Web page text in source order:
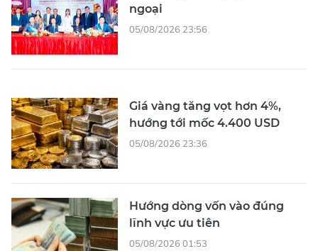
ngoại
05/08/2026 23:56
Giá vàng tăng vọt hơn 4%,
hướng tới mốc 4.400 USD
05/08/2026 23:36
Hướng dòng vốn vào đúng
lĩnh vực ưu tiên
05/08/2026 01:53